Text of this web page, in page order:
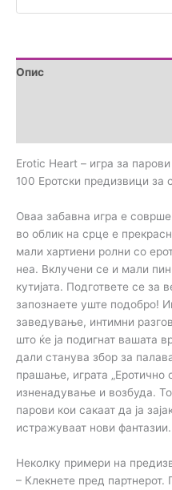
Опис
Erotic Heart – игра за парови
100 Еротски предизвици
Оваа забавна игра е
во облик на срце е
мали хартиени ролни со
неа. Вклучени се и мали
кутијата. Подгответе се за
запознаете уште подобро!
заведување, интимни
што ќе ја подигнат вашата
дали станува збор за
прашање, играта „Еротично
изненадување и возбуда.
парови кои сакаат да ја
истражуваат нови
Неколку примери на
– Клекнете пред партнерот.